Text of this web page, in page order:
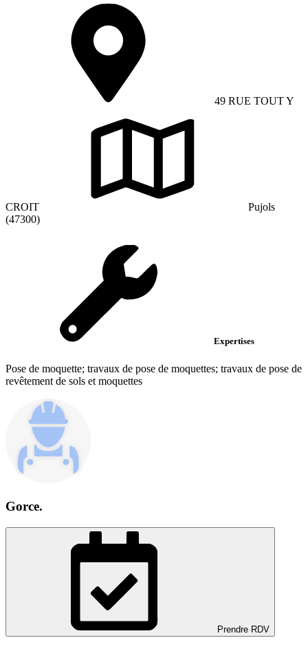
49 RUE TOUT Y
CROIT
Pujols
(47300)
Expertises
Pose de moquette; travaux de pose de moquettes; travaux de pose de
revêtement de sols et moquettes
Gorce.
Prendre RDV